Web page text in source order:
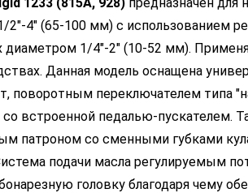
2"-4" (65-100 мм) с использованием
диаметром 1/4"-2" (10-52 мм).
Данная модель оснащена
поворотным переключателем типа
встроенной педалью-пускателем.
патроном со сменными губками
подачи масла регулируемым
головку благодаря чему